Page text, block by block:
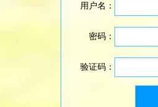
用户名：
密码：
验证码：